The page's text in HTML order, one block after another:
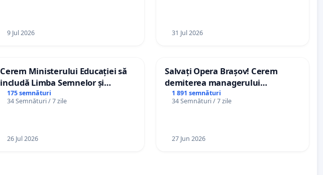
9 Jul 2026 31 Jul 2026
Cerem Ministerului Educației să
includă Limba Semnelor și
alfabetul Braille în școlile din
Republica Moldova!
175 semnături
34 Semnături / 7 zile
26 Jul 2026
Salvați Opera Brașov! Cerem
demiterea managerului
interimar, Petrean Lucian-Marius!
1 891 semnături
34 Semnături / 7 zile
27 Jun 2026